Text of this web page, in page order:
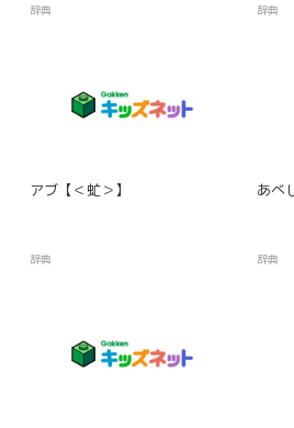
辞典 辞典
アブ【＜虻＞】
辞典
あべ
辞典